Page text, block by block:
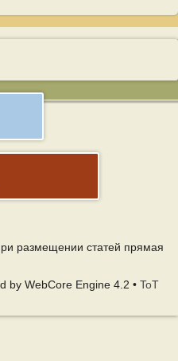
размещении статей прямая
by WebCore Engine 4.2 • ToT